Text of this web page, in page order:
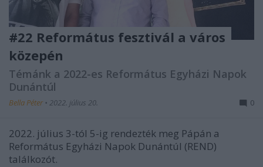
#22 Református fesztivál a város
közepén
Témánk a 2022-es Református Egyházi Napok
Dunántúl
Bella Péter • 2022. július 20. 0
2022. július 3-tól 5-ig rendezték meg Pápán a
Református Egyházi Napok Dunántúl (REND)
találkozót.